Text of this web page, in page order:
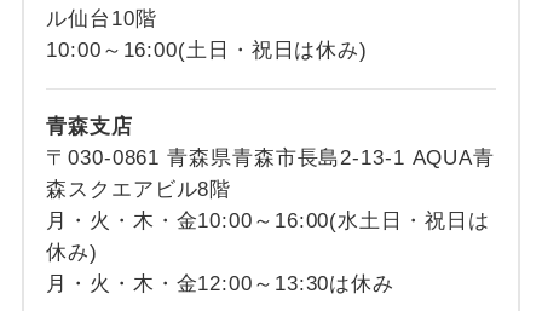
ル仙台10階
10:00～16:00(土日・祝日は休み)
青森支店
〒030-0861 青森県青森市長島2-13-1 AQUA青
森スクエアビル8階
月・火・木・金10:00～16:00(水土日・祝日は
休み)
月・火・木・金12:00～13:30は休み